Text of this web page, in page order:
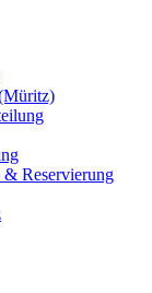
Reservierung